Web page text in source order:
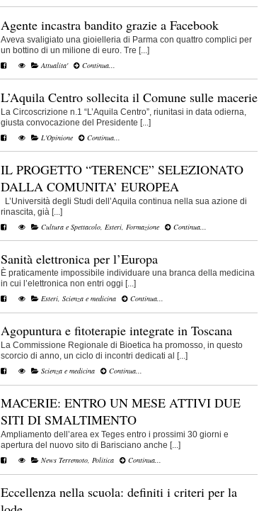
Agente incastra bandito grazie a Facebook
Aveva svaligiato una gioielleria di Parma con quattro complici per
un bottino di un milione di euro. Tre [...]
Attualita'
Continua...
L’Aquila Centro sollecita il Comune sulle macerie
La Circoscrizione n.1 “L’Aquila Centro”, riunitasi in data odierna,
giusta convocazione del Presidente [...]
L'Opinione
Continua...
IL PROGETTO “TERENCE” SELEZIONATO
DALLA COMUNITA’ EUROPEA
L’Università degli Studi dell’Aquila continua nella sua azione di
rinascita, già [...]
Cultura e Spettacolo Esteri Formazione Continua...
Sanità elettronica per l’Europa
È praticamente impossibile individuare una branca della medicina
in cui l’elettronica non entri oggi [...]
Esteri, Scienza e medicina Continua...
Agopuntura e fitoterapie integrate in Toscana
La Commissione Regionale di Bioetica ha promosso, in questo
scorcio di anno, un ciclo di incontri dedicati al [...]
Scienza e medicina
Continua...
MACERIE: ENTRO UN MESE ATTIVI DUE
SITI DI SMALTIMENTO
Ampliamento dell’area ex Teges entro i prossimi 30 giorni e
apertura del nuovo sito di Barisciano anche [...]
News Terremoto, Politica Continua...
Eccellenza nella scuola: definiti i criteri per la